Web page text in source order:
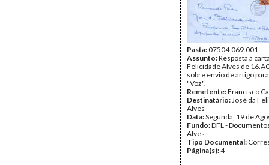
Pasta:07504.069.001
Assunto:Resposta a
Felicidade Alves de
sobre envio de artigo
"Voz".
Remetente:Francisco
Destinatário:José da
Alves
Data:Segunda, 19 de
Fundo:DFL -
Alves
Tipo Documental:
Página(s):4